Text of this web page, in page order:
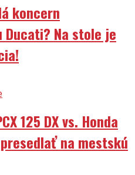
koncern
Na stole je
125 DX vs. Honda
na mestskú